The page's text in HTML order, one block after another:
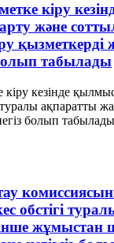
кіру
және
қызметкерді
табылады
кіру кезінде
ақпаратты
болып
обстігі
жұмыстан